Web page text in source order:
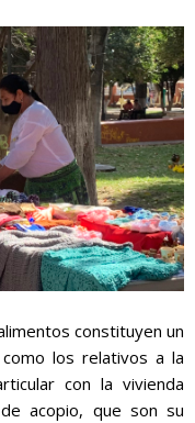
constituyen un
los relativos a la
con la vivienda
acopio, que son su